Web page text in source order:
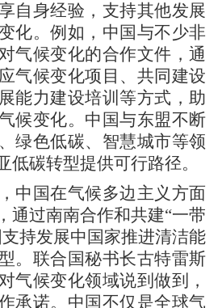
自身经验，支持其他发展
化。例如，中国与不少非
气候变化的合作文件，通
气候变化项目、共同建设
能力建设培训等方式，助
候变化。中国与东盟不断
绿色低碳、智慧城市等领
低碳转型提供可行路径。
国在气候多边主义方面
通过南南合作和共建“一带
持发展中国家推进清洁能
。联合国秘书长古特雷斯
气候变化领域说到做到，
承诺。中国不仅是全球气